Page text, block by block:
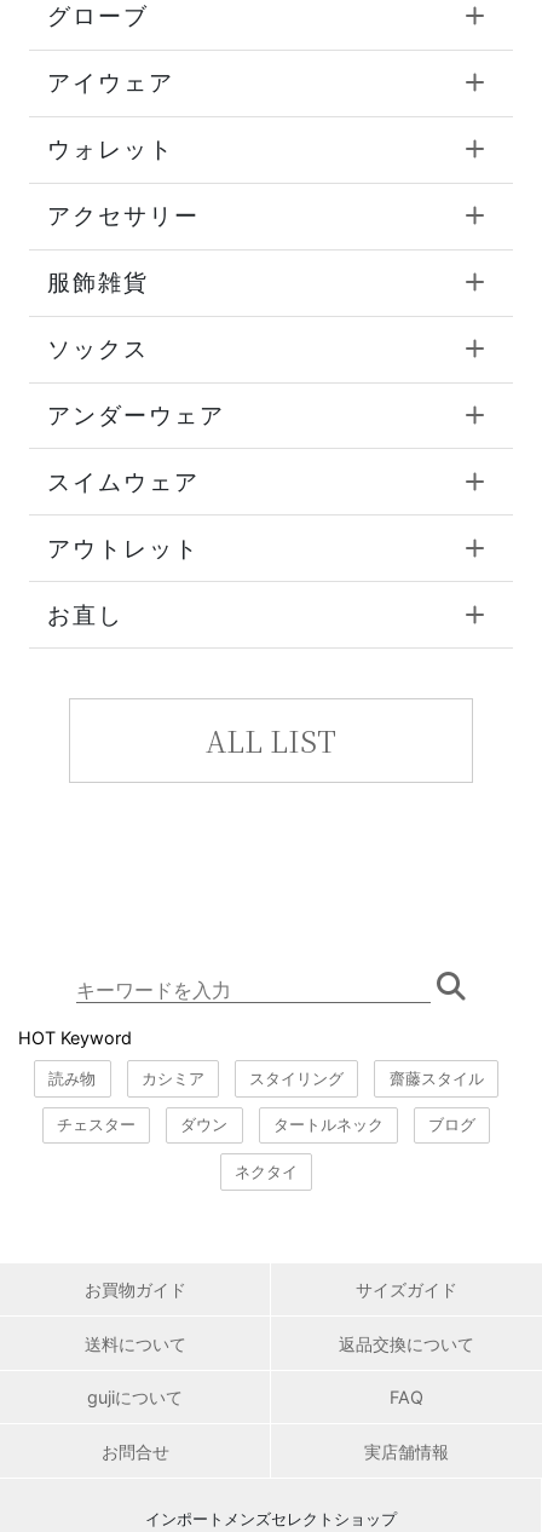
グローブ
アイウェア
ウォレット
アクセサリー
服飾雑貨
ソックス
アンダーウェア
スイムウェア
アウトレット
お直し
ALL LIST
HOT Keyword
読み物 カシミア スタイリング 齋藤スタイル
チェスター ダウン タートルネック ブログ
ネクタイ
お買物ガイド サイズガイド
送料について 返品交換について
gujiについて FAQ
お問合せ 実店舗情報
インポートメンズセレクトショップ